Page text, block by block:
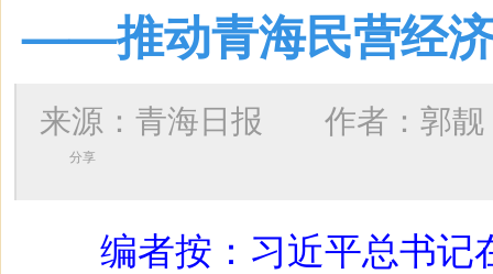
——推动青海民营经济
来源：青海日报 作者： 郭靓
分享
编者按：习近平总书记